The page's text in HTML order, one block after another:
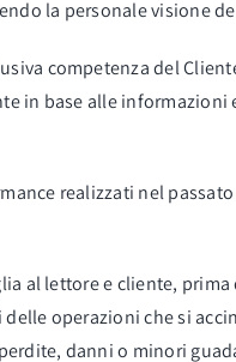
la personale visione
competenza del
in base alle
realizzati nel
al lettore e cliente,
operazioni che si
danni o minori